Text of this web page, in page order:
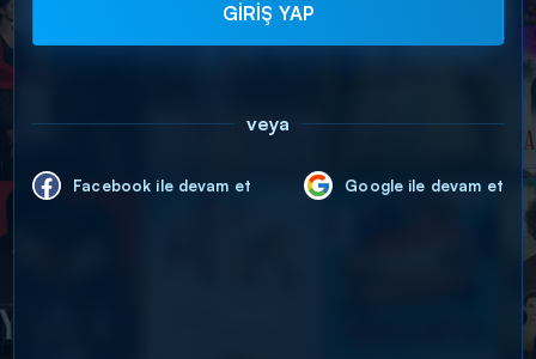
GİRİŞ YAP
veya
Facebook ile devam et Google ile devam et